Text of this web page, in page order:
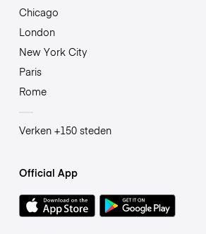
Chicago
London
New York City
Paris
Rome
Verken +150 steden
Official App